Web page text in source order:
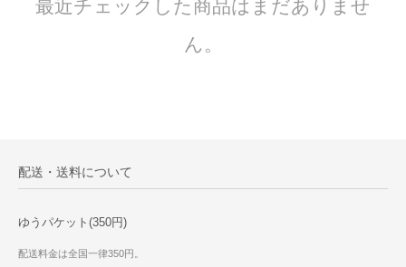
最近チェックした商品はまだありませ
ん。
配送・送料について
ゆうパケット(350円)
配送料金は全国一律350円。